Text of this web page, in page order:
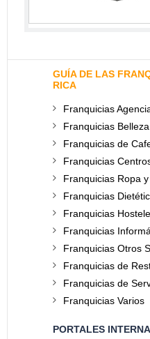
GUÍA DE LAS
RICA
Franquicias
Franquicias
Franquicias de
Franquicias
Franquicias Ropa
Franquicias
Franquicias
Franquicias
Franquicias Otros
Franquicias de
Franquicias de
Franquicias Varios
PORTALES